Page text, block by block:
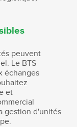
peuvent
Le BTS
échanges
et
gestion d'unités